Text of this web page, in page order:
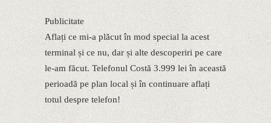
Publicitate
Aflați ce mi-a plăcut în mod special la acest
terminal și ce nu, dar și alte descoperiri pe care
le-am făcut. Telefonul Costă 3.999 lei în această
perioadă pe plan local și în continuare aflați
totul despre telefon!